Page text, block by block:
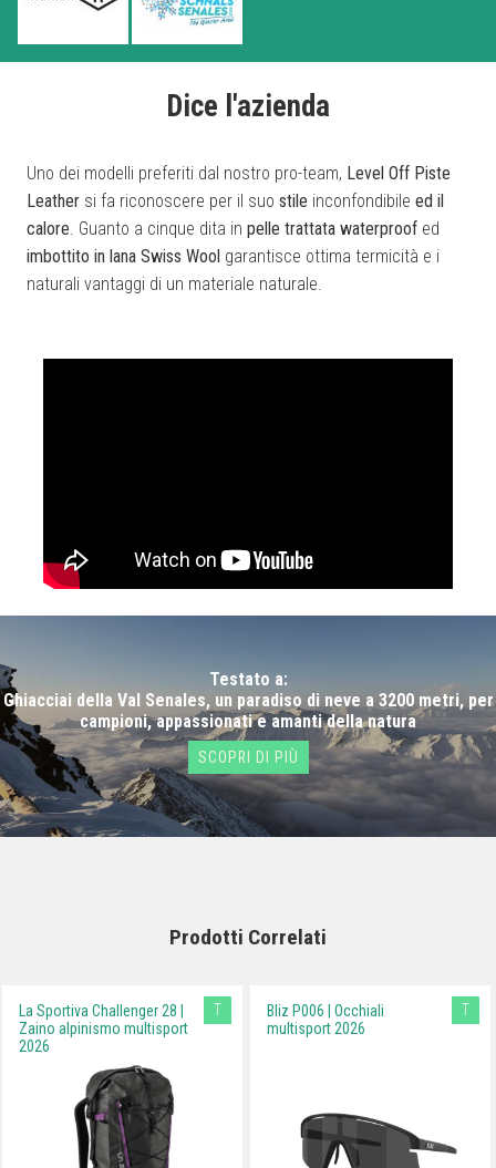
Dice l'azienda
Uno dei modelli preferiti dal nostro pro-team, Level Off Piste
Leather si fa riconoscere per il suo stile inconfondibile ed il
calore. Guanto a cinque dita in pelle trattata waterproof ed
imbottito in lana Swiss Wool garantisce ottima termicità e i
naturali vantaggi di un materiale naturale.
Testato a:
Ghiacciai della Val Senales, un paradiso di neve a 3200 metri, per
campioni, appassionati e amanti della natura
SCOPRI DI PIÙ
Prodotti Correlati
La Sportiva Challenger 28 |
Zaino alpinismo multisport
2026
T
Bliz P006 | Occhiali
multisport 2026
T